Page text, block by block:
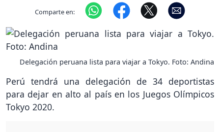
Comparte en:
Delegación peruana lista para viajar a Tokyo. Foto: Andina
Perú tendrá una delegación de 34 deportistas
para dejar en alto al país en los Juegos Olímpicos
Tokyo 2020.